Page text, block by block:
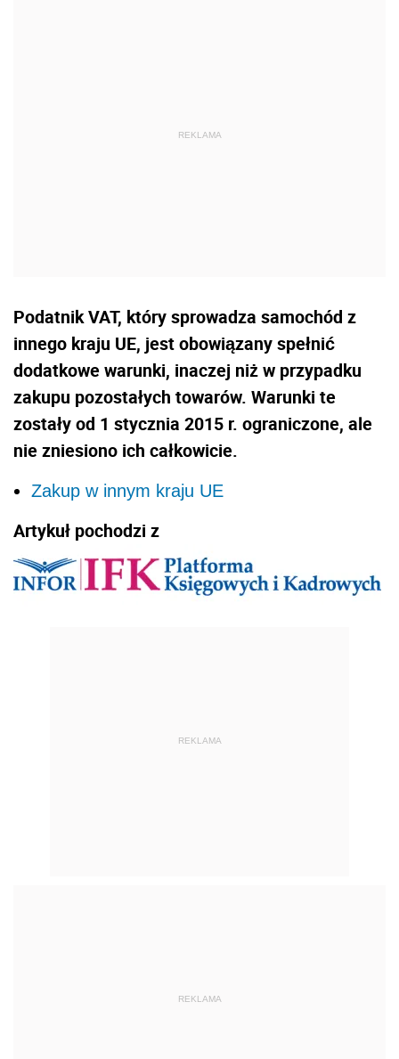
Podatnik VAT, który sprowadza samochód z
innego kraju UE, jest obowiązany spełnić
dodatkowe warunki, inaczej niż w przypadku
zakupu pozostałych towarów. Warunki te
zostały od 1 stycznia 2015 r. ograniczone, ale
nie zniesiono ich całkowicie.
Zakup w innym kraju UE
Artykuł pochodzi z
REKLAMA
REKLAMA